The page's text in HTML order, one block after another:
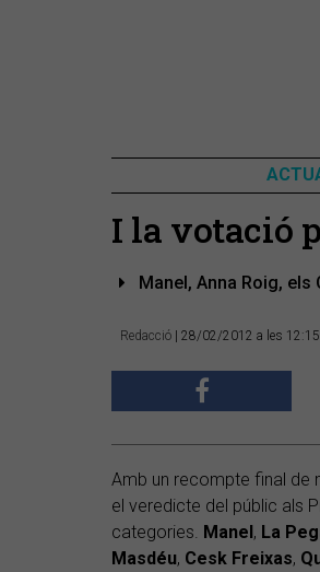
I la votació
Manel, Anna Roig,
Redacció | 28/02/2012 a les
Amb un recompte final de
el veredicte del públic als
categories. Manel, La
Masdéu, Cesk Freixas,